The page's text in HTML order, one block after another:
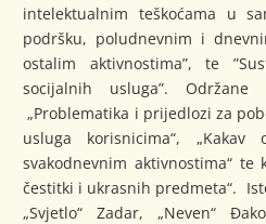
intelektualnim teškoćama u
podršku, poludnevnim i
ostalim aktivnostima”, te
socijalnih usluga”.
„Problematika i prijedlozi za
usluga korisnicima“,
svakodnevnim aktivnostima“ te
čestitki i ukrasnih predmeta“.
„Svjetlo“ Zadar, „Neven“